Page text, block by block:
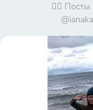
🦹‍♀️